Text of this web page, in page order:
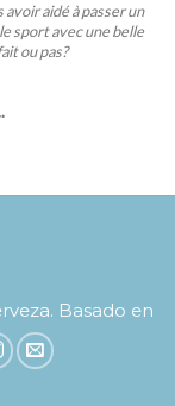
aidé à passer un
sport avec une belle
ou pas?
Basado en